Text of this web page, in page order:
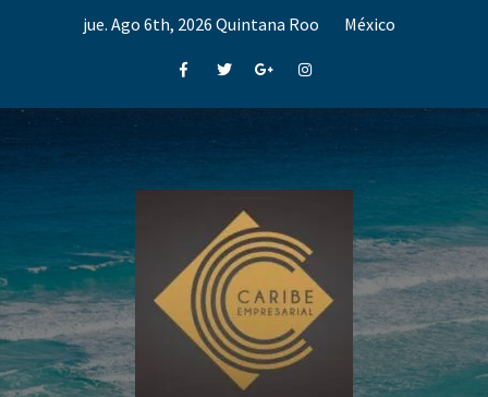
jue. Ago 6th, 2026 Quintana Roo México
FacebookTwitterGoogle+Instagram